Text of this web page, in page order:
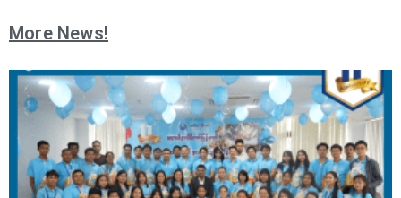
More News!